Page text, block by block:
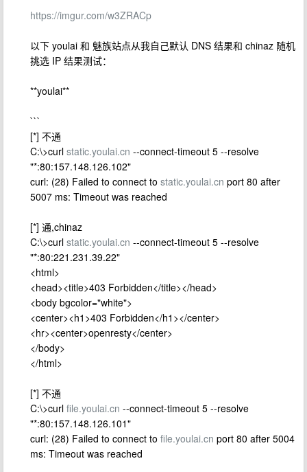
https://imgur.com/w3ZRACp
以下 youlai 和 魅族站点从我自己默认 DNS 结果和 chinaz 随机
挑选 IP 结果测试：
**youlai**
```
[*] 不通
C:\>curl static.youlai.cn --connect-timeout 5 --resolve
"*:80:157.148.126.102"
curl: (28) Failed to connect to static.youlai.cn port 80 after
5007 ms: Timeout was reached
[*] 通,chinaz
C:\>curl static.youlai.cn --connect-timeout 5 --resolve
"*:80:221.231.39.22"
<html>
<head><title>403 Forbidden</title></head>
<body bgcolor="white">
<center><h1>403 Forbidden</h1></center>
<hr><center>openresty</center>
</body>
</html>
[*] 不通
C:\>curl file.youlai.cn --connect-timeout 5 --resolve
"*:80:157.148.126.101"
curl: (28) Failed to connect to file.youlai.cn port 80 after 5004
ms: Timeout was reached